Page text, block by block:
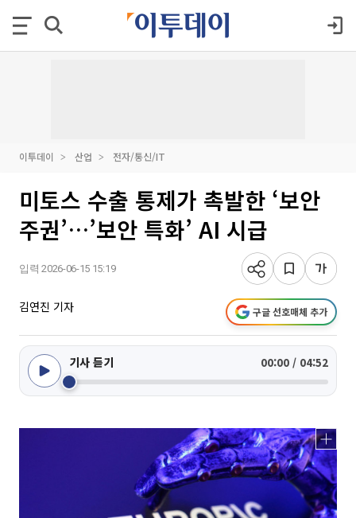
이투데이 산업 전자/통신/IT
미토스 수출 통제가 촉발한 ‘보안
주권’…’보안 특화’ AI 시급
입력 2026-06-15 15:19
김연진 기자 구글 선호매체 추가
기사 듣기 00:00 / 04:52